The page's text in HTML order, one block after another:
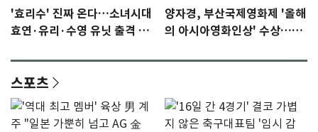
'효리수' 진짜 온다…소녀시대
효연·유리·수영 유닛 출격 [N
양자경, 부산국제영화제 '올해
의 아시아영화인상' 수상…15
스포츠